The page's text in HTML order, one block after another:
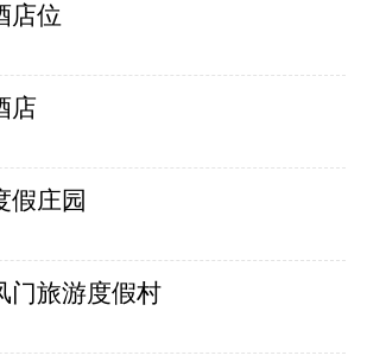
店位
店
假庄园
门旅游度假村